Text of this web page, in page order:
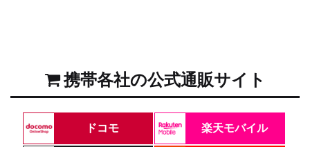
携帯各社の公式通販サイト
ドコモ 楽天モバイル